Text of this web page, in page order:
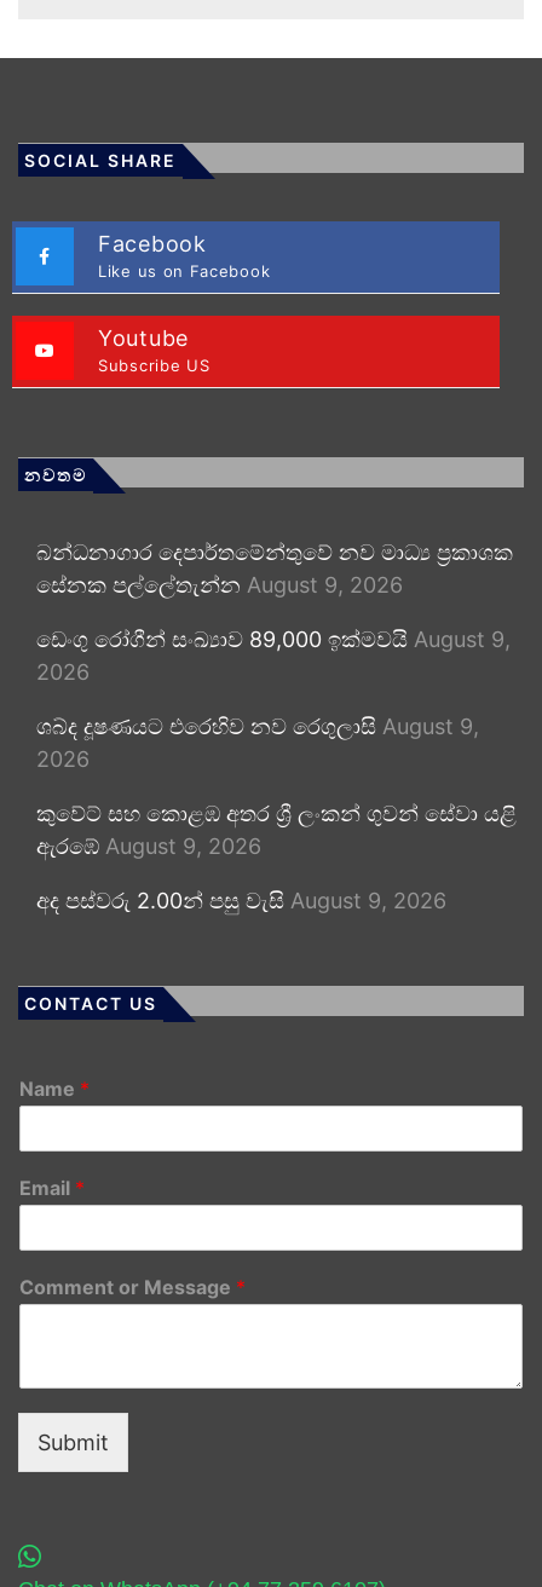
SOCIAL SHARE
Facebook
Like us on Facebook
Youtube
Subscribe US
නවතම
බන්ධනාගාර දෙපාර්තමේන්තුවේ නව මාධ්‍ය ප්‍රකාශක
සේනක පල්ලේතැන්න August 9, 2026
ඩෙංගු රෝගීන් සංඛ්‍යාව 89,000 ඉක්මවයි August 9,
2026
ශබ්ද දූෂණයට එරෙහිව නව රෙගුලාසි August 9,
2026
කුවේට් සහ කොළඹ අතර ශ්‍රී ලංකන් ගුවන් සේවා යළි
ඇරඹේ August 9, 2026
අද පස්වරු 2.00න් පසු වැසි August 9, 2026
CONTACT US
Name *
Email *
Comment or Message *
Submit